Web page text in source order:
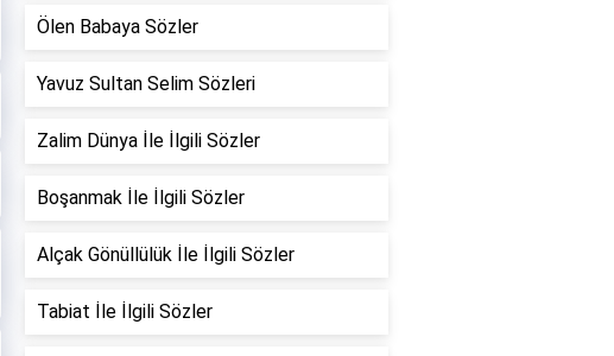
Ölen Babaya Sözler
Yavuz Sultan Selim Sözleri
Zalim Dünya İle İlgili Sözler
Boşanmak İle İlgili Sözler
Alçak Gönüllülük İle İlgili Sözler
Tabiat İle İlgili Sözler